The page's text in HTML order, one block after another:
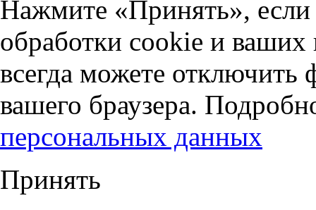
Нажмите «Принять», если
обработки cookie и
всегда можете отключить
вашего браузера.
персональных данных
Принять